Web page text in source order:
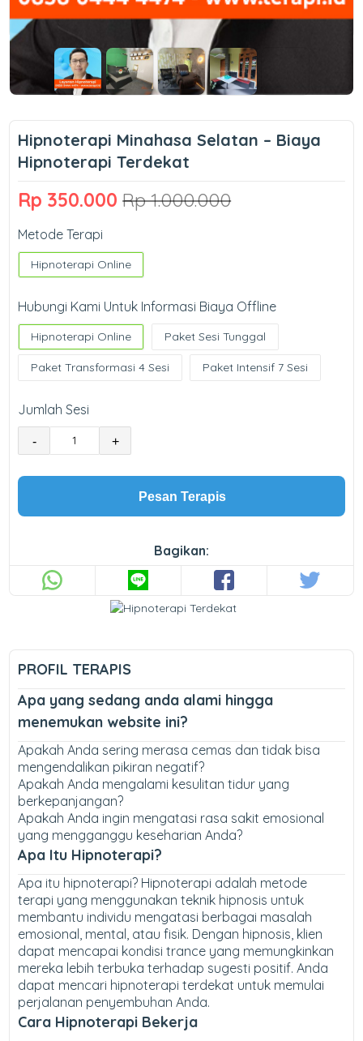
Hipnoterapi Minahasa Selatan – Biaya
Hipnoterapi Terdekat
Rp 350.000 Rp 1.000.000
Metode Terapi
Hipnoterapi Online
Hubungi Kami Untuk Informasi Biaya Offline
Hipnoterapi Online Paket Sesi Tunggal
Paket Transformasi 4 Sesi Paket Intensif 7 Sesi
Jumlah Sesi
- +
Pesan Terapis
Bagikan:
PROFIL TERAPIS
Apa yang sedang anda alami hingga
menemukan website ini?
Apakah Anda sering merasa cemas dan tidak bisa
mengendalikan pikiran negatif?
Apakah Anda mengalami kesulitan tidur yang
berkepanjangan?
Apakah Anda ingin mengatasi rasa sakit emosional
yang mengganggu keseharian Anda?
Apa Itu Hipnoterapi?
Apa itu hipnoterapi? Hipnoterapi adalah metode
terapi yang menggunakan teknik hipnosis untuk
membantu individu mengatasi berbagai masalah
emosional, mental, atau fisik. Dengan hipnosis, klien
dapat mencapai kondisi trance yang memungkinkan
mereka lebih terbuka terhadap sugesti positif. Anda
dapat mencari hipnoterapi terdekat untuk memulai
perjalanan penyembuhan Anda.
Cara Hipnoterapi Bekerja